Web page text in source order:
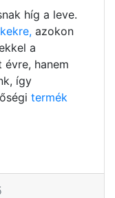
híg a leve.
azokon
a
hanem
így
termék